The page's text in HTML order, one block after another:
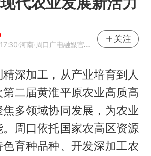
·河南·周口广电融媒官方网易号
关注
深加工，从产业培育到人
二届黄淮平原农业高质高
多领域协同发展，为农业
。周口依托国家农高区资源
育种品种、开发深加工农